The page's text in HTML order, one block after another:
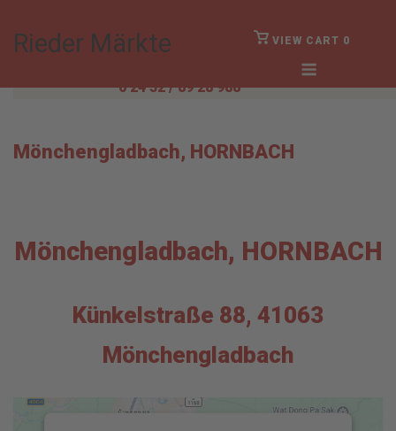
content
Rieder Märkte
VIEW
SHOPPING
VIEW CART 0
0 24 32 / 89 28 988
Mönchengladbach, HORNBACH
Mönchengladbach, HORNBACH
Künkelstraße 88, 41063
Mönchengladbach